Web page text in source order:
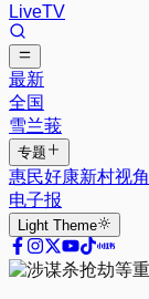
LiveTV
最新
全国
雪兰莪
专题
惠民好康新村视角
电子报
Light Theme